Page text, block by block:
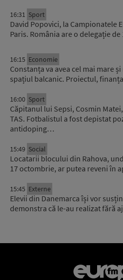
16:31 Sport
David Popovici, la Campionatele
Paris. România are o delegație
16:15 Economie
Constanța va avea cel mai mare
spațiul balcanic. Proiectul,
16:00 Sport
Căpitanul lui Sepsi, Cosmin
TAS. Fotbalistul a fost depistat
antidoping…
15:49 Social
Locatarii blocului din Rahova,
17 octombrie, ar putea reveni în
15:45 Externe
Elevii din Danemarca își vor
demonstra că le-au realizat fără